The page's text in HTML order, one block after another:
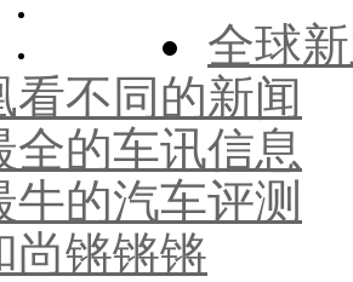
全球
看不同的新闻
全的车讯信息
牛的汽车评测
尚锵锵锵